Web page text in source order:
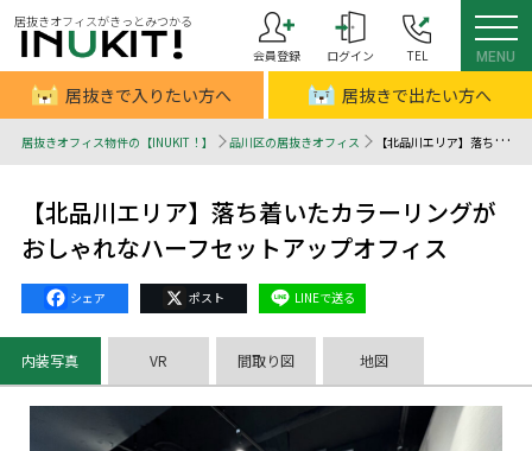
居抜きオフィスがきっとみつかる
会員登録
ログイン TEL MENU
居抜きで入りたい方へ 居抜きで出たい方へ
居抜きオフィス物件の【INUKIT！】 品川区の居抜きオフィス 【北品川エリア】落ち着いたカラーリングがおしゃれなハーフセットアップオフィス - 居抜きオフィスはINUKIT！（イヌキット）
【北品川エリア】落ち着いたカラーリングが
おしゃれなハーフセットアップオフィス
Facebook
X Line
内装写真 VR 間取り図 地図